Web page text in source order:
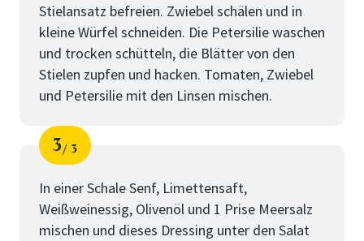
Stielansatz befreien. Zwiebel schälen und in
kleine Würfel schneiden. Die Petersilie waschen
und trocken schütteln, die Blätter von den
Stielen zupfen und hacken. Tomaten, Zwiebel
und Petersilie mit den Linsen mischen.
Schritt
3
von
3
In einer Schale Senf, Limettensaft,
Weißweinessig, Olivenöl und 1 Prise Meersalz
mischen und dieses Dressing unter den Salat